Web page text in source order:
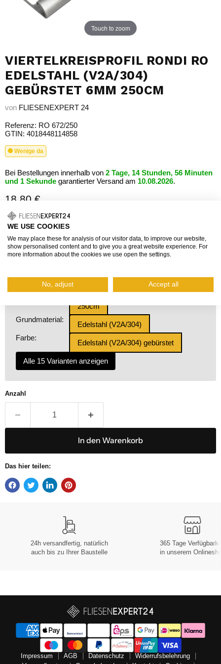
Touch to zoom
VIERTELKREISPROFIL RONDI RO
EDELSTAHL (V2A/304)
GEBÜRSTET 6MM 250CM
von FLIESENEXPERT 24
Referenz: RO 672/250
GTIN: 4018448114858
Wenige da
Bei Bestellungen innerhalb von 2 Tage, 14 Stunden, 56 Minuten
und 0 Sekundengarantierter Versandam10.08.2026
18,80 €
Grundpreis: 7,52 €/m
inkl. Mehrwertsteuer, zzgl.
Fragen zum Produkt?
250cm
Grundmaterial:
Edelstahl (V2A/304)
Farbe:
Edelstahl (V2A/304) gebürstet
Alle 15 Varianten anzeigen
Anzahl
In den Warenkorb
Das hier teilen:
24h versandfertig, natürlich
auch bis zu Ihrer Baustelle
365 Tage
in unserem
Impressum AGB Datenschutz
Widerrufsbelehrung
WE USE COOKIES
We may place these for analysis of our visitor data, to improve our website,
show personalised content and to give you a great website experience. For
more information about the cookies we use open the settings.
No, adjust Accept all